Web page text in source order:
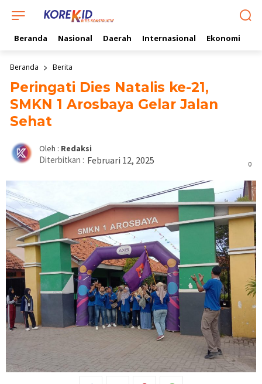
Beranda Nasional Daerah Internasional Ekonomi
Beranda Berita
Peringati Dies Natalis ke-21,
SMKN 1 Arosbaya Gelar Jalan
Sehat
Oleh : Redaksi
0
Diterbitkan : Februari 12, 2025